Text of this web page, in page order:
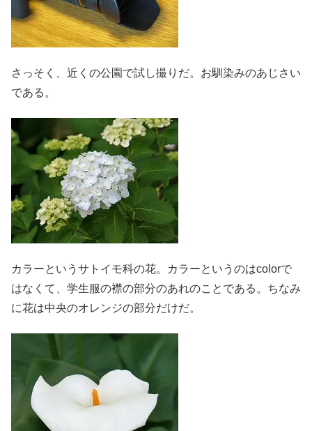
さっそく、近くの公園で試し撮りだ。お馴染みのあじさい
である。
カラーというサトイモ科の花。カラーというのはcolorで
はなくて、学生服の襟の部分のあれのことである。ちなみ
に花は中央のオレンジの部分だけだ。